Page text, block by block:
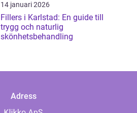
14 januari 2026
Fillers i Karlstad: En guide till
trygg och naturlig
skönhetsbehandling
Adress